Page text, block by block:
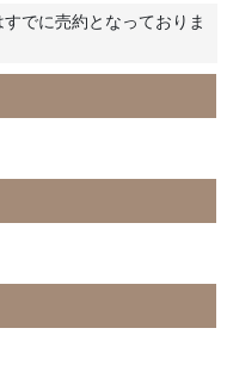
でに売約となっておりま